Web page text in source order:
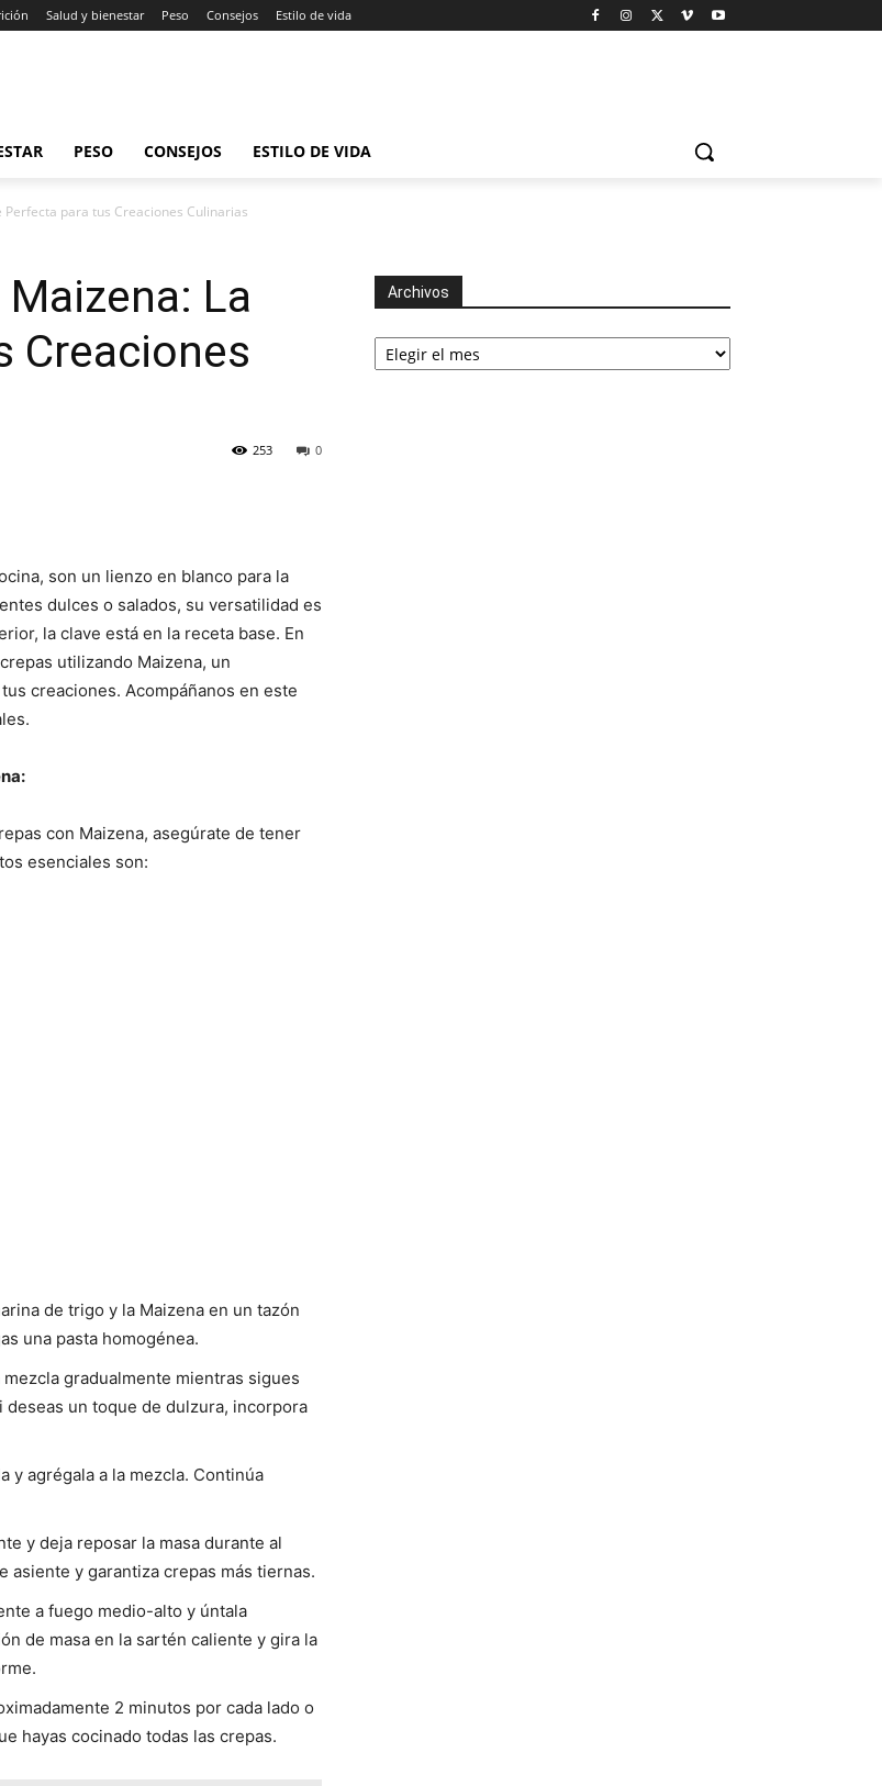
Salud y bienestar Peso Consejos Estilo de vida
PESO CONSEJOS ESTILO DE VIDA
para tus Creaciones Culinarias
La
Creaciones
0
253
son un lienzo en blanco para la
dulces o salados, su versatilidad es
la clave está en la receta base. En
utilizando Maizena, un
creaciones. Acompáñanos en este
con Maizena, asegúrate de tener
esenciales son:
de trigo y la Maizena en un tazón
una pasta homogénea.
gradualmente mientras sigues
un toque de dulzura, incorpora
y agrégala a la mezcla. Continúa
y deja reposar la masa durante al
asiente y garantiza crepas más tiernas.
a fuego medio-alto y úntala
de masa en la sartén caliente y gira la
2 minutos por cada lado o
hayas cocinado todas las crepas.
Archivos
Archivos